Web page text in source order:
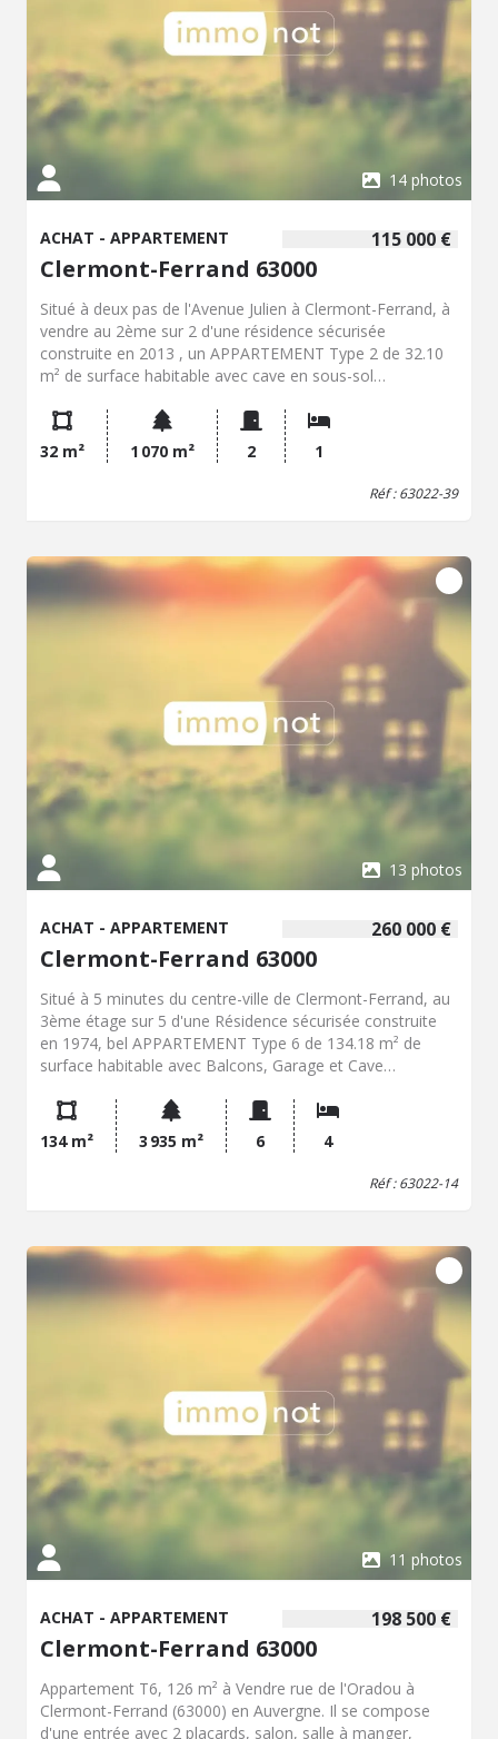
14 photos
115 000 €
ACHAT - APPARTEMENT
Clermont-Ferrand 63000
Situé à deux pas de l'Avenue Julien à Clermont-Ferrand, à
vendre au 2ème sur 2 d'une résidence sécurisée
construite en 2013 , un APPARTEMENT Type 2 de 32.10
m² de surface habitable avec cave en sous-sol
de 19 m² -Une Chambre avec placard intégré de 9.40 m² -
Une Salle d'eau avec WC de 3.70 m² Points clés : -Vente
de 2 lots -Appel de charge trimestriel : 277 € -Taxe
foncière : 764 € dont 122 € Taxe ordures ménagères -
de Clermont-Fd, de la Place de Jaude, à visiter rapidement
! Prix : 115 000 € Honoraires de négociation inclus
32 m² 1 070 m² 2 1
Réf : 63022-39
13 photos
260 000 €
ACHAT - APPARTEMENT
Clermont-Ferrand 63000
Situé à 5 minutes du centre-ville de Clermont-Ferrand, au
3ème étage sur 5 d'une Résidence sécurisée construite
en 1974, bel APPARTEMENT Type 6 de 134.18 m² de
surface habitable avec Balcons, Garage et Cave
aménagée avec accès au balcon exposé SUD-EST -Un
grand Séjour/Salon avec accès au balcon exposé 36.55
m² SUD-OUEST -WC sur palier Partie nuit : -2 Chambres
exposées N/OUEST -2 Chambres exposées S/EST avec
Chauffage gaz collectif -Huisserie : ALU-Double vitrage -
Taxe foncière 2024 : 2227 € dont 370 € de taxe d'ordures
ménagères pour l'appartement et 173 € pour le garage
(dont 29 € de T.O.M) -Charges-appels trimestriels de
copropriété : 1443 € environ (chauffage, eau, ascenseur,
charge syndic, assurance) Dépendances, en sous-sol : -
Un Garage -Une Cave A deux pas du coeur de la ville de
Clermont-Ferrand, à visiter rapidement ! PRIX : 260 000 €
Honoraires de négociation inclus
134 m² 3 935 m² 6 4
Réf : 63022-14
11 photos
198 500 €
ACHAT - APPARTEMENT
Clermont-Ferrand 63000
Appartement T6, 126 m² à Vendre rue de l'Oradou à
Clermont-Ferrand (63000) en Auvergne. Il se compose
d'une entrée avec 2 placards, salon, salle à manger,